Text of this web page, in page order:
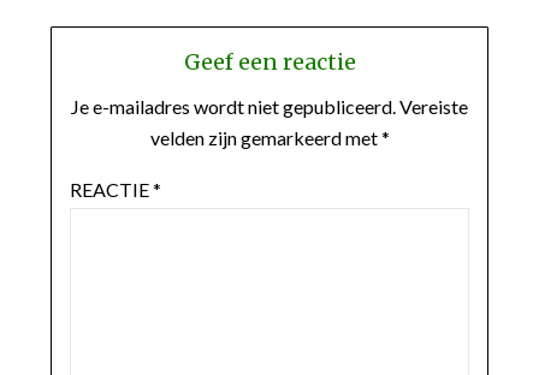
Geef een reactie
Je e-mailadres wordt niet gepubliceerd.Vereiste
velden zijn gemarkeerd met*
REACTIE*